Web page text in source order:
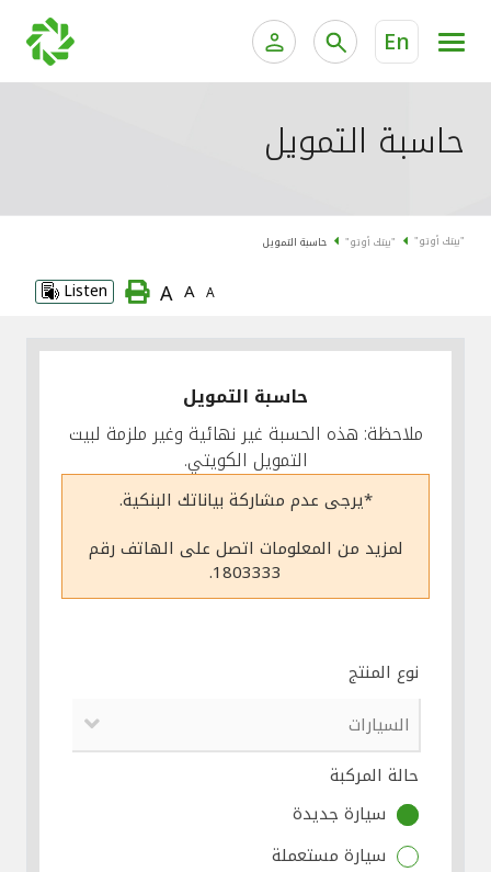
En
الخدمات المصرفية الإلكترونية للأفراد
خدمة "بيتك" للتداول الإلكتروني
جميع السيارات
اتصل بنا
مواقع الفروع وأجهزة الصرف الآلي
ألمانيا
تركيا
ماليزيا
مصر
المملكة المتحدة
حاسبة التمويل
"بيتك أوتو" "بيتك أوتو" حاسبة التمويل
A
A
A
Listen
حاسبة التمويل
ملاحظة: هذه الحسبة غير نهائية وغير ملزمة لبيت
التمويل الكويتي.
*يرجى عدم مشاركة بياناتك البنكية.
لمزيد من المعلومات اتصل على الهاتف رقم
1803333.
نوع المنتج
حالة المركبة
سيارة جديدة
سيارة مستعملة